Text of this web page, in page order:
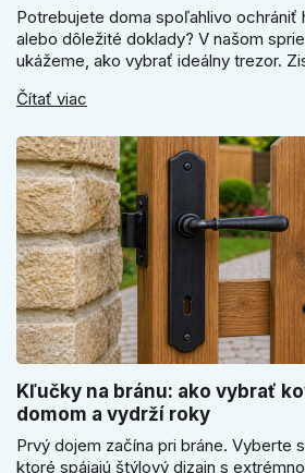
Potrebujete doma spoľahlivo
alebo dôležité doklady? V našom
ukážeme, ako vybrať ideálny trezor.
kľúčové jeho správne ukotvenie.
Čítať viac
Kľučky na bránu: ako vybrať
domom a vydrží roky
Prvý dojem začína pri bráne. Vyberte
ktoré spájajú štýlový dizajn s